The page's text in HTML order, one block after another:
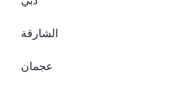
الشارقة
عجمان